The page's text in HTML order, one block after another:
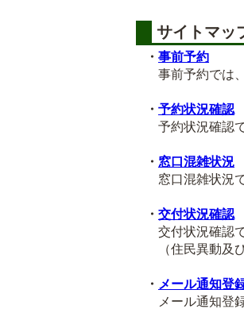
サイトマッ
・ 事前予約
事前予約では
・ 予約状況確認
予約状況確認
・ 窓口混雑状況
窓口混雑状況
・ 交付状況確認
交付状況確認
（住民異動及
・ メール通知登
メール通知登